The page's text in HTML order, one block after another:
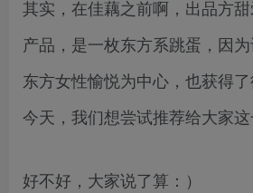
其实，在佳藕之前啊，出品方
产品，是一枚东方系跳蛋，因
东方女性愉悦为中心，也获得
今天，我们想尝试推荐给大家
好不好，大家说了算：）